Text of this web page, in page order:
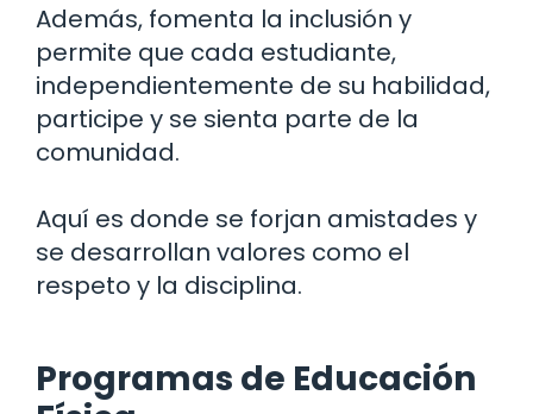
Además, fomenta la inclusión y
permite que cada estudiante,
independientemente de su habilidad,
participe y se sienta parte de la
comunidad.
Aquí es donde se forjan amistades y
se desarrollan valores como el
respeto y la disciplina.
Programas de Educación